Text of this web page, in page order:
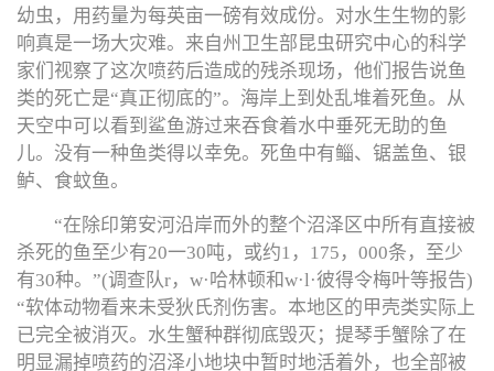
幼虫，用药量为每英亩一磅有效成份。对水生生物的影
响真是一场大灾难。来自州卫生部昆虫研究中心的科学
家们视察了这次喷药后造成的残杀现场，他们报告说鱼
类的死亡是“真正彻底的”。海岸上到处乱堆着死鱼。从
天空中可以看到鲨鱼游过来吞食着水中垂死无助的鱼
儿。没有一种鱼类得以幸免。死鱼中有鲻、锯盖鱼、银
鲈、食蚊鱼。
“在除印第安河沿岸而外的整个沼泽区中所有直接被
杀死的鱼至少有20一30吨，或约1，175，000条，至少
有30种。”(调查队r，w·哈林顿和w·l·彼得令梅叶等报告)
“软体动物看来未受狄氏剂伤害。本地区的甲壳类实际上
已完全被消灭。水生蟹种群彻底毁灭；提琴手蟹除了在
明显漏掉喷药的沼泽小地块中暂时地活着外，也全部被